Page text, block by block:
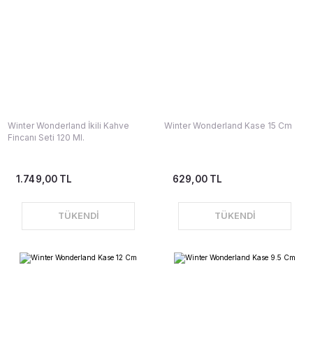
Winter Wonderland İkili Kahve
Fincanı Seti 120 Ml.
1.749,00 TL
TÜKENDİ
Winter Wonderland Kase 15 Cm
629,00 TL
TÜKENDİ